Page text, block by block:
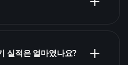
실적은 얼마였나요?